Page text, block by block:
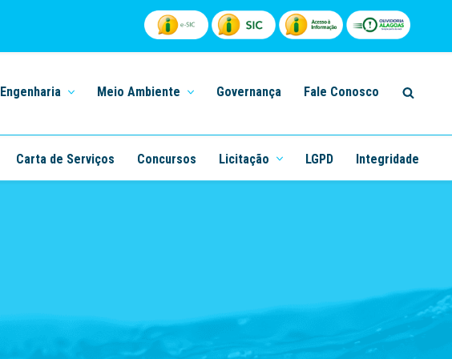
Engenharia Meio Ambiente Governança Fale Conosco
Carta de Serviços Concursos Licitação LGPD Integridade